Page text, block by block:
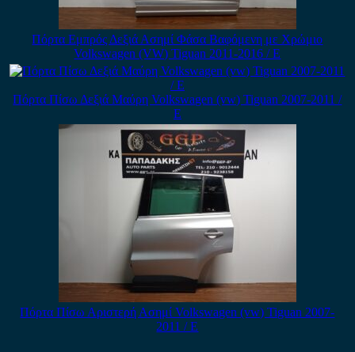
Πόρτα Εμπρός Δεξιά Ασημί Φάσα Βαφόμενη με Χρώμιο
Volkswagen (VW) Tiguan 2011-2016 / Ε
Πόρτα Πίσω Δεξιά Μαύρη Volkswagen (vw) Tiguan 2007-2011 /
Ε
Πόρτα Πίσω Αριστερή Ασημί Volkswagen (vw) Tiguan 2007-
2011 / Ε